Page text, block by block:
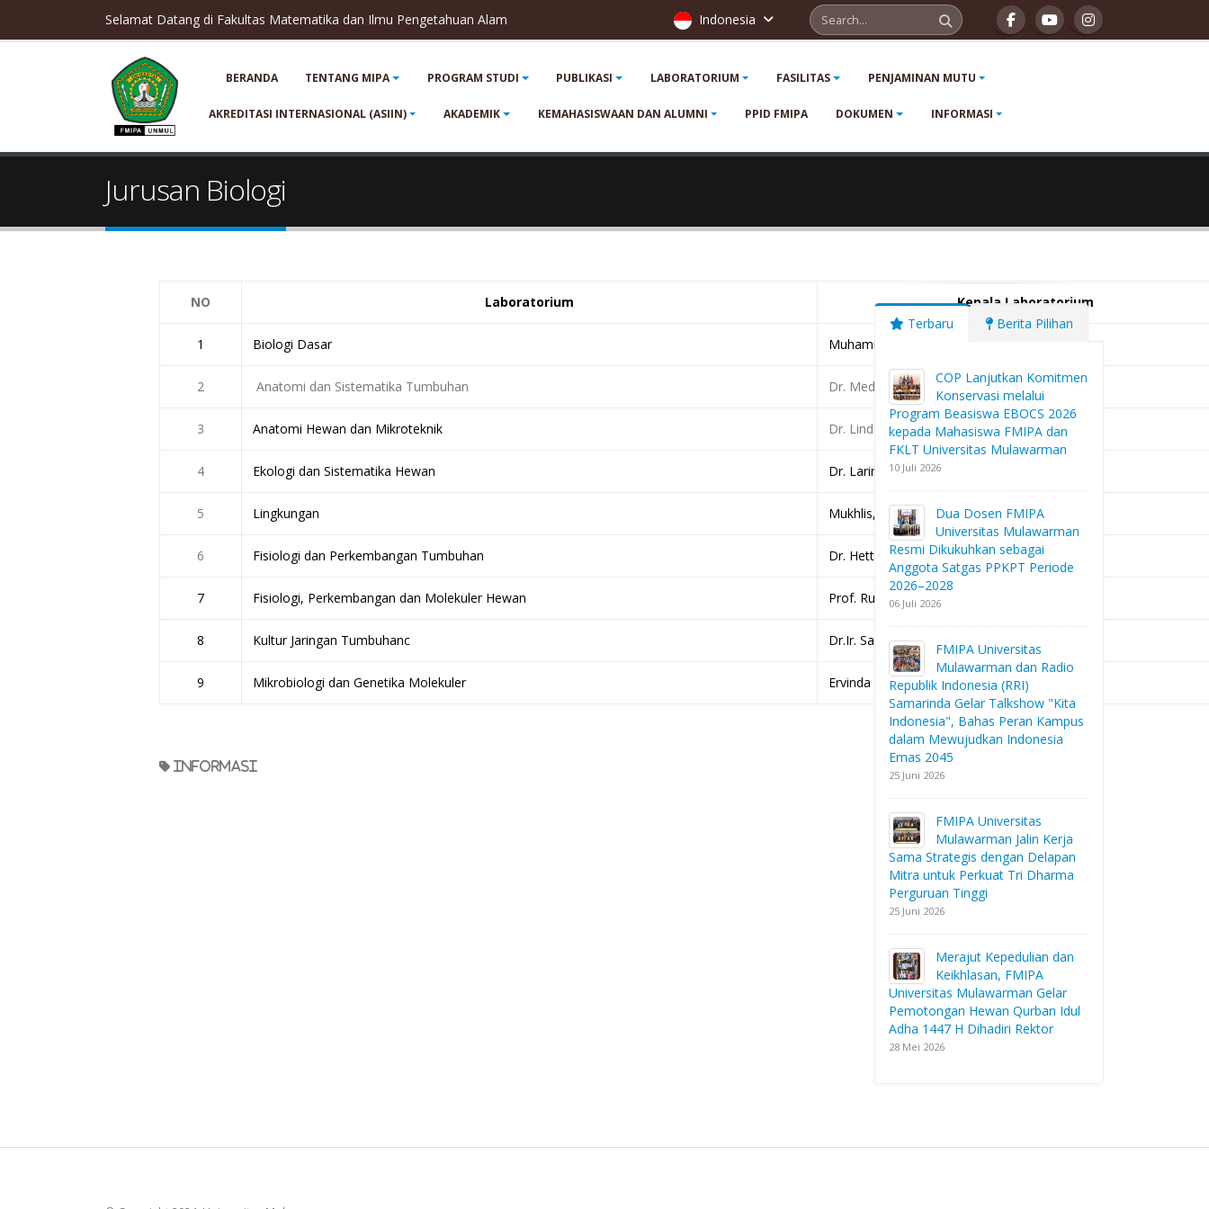
Selamat Datang di Fakultas Matematika dan Ilmu Pengetahuan Alam Indonesia
BERANDA TENTANG MIPA PROGRAM STUDI PUBLIKASI LABORATORIUM FASILITAS PENJAMINAN MUTU
AKREDITASI INTERNASIONAL (ASIIN) AKADEMIK KEMAHASISWAAN DAN ALUMNI PPID FMIPA DOKUMEN INFORMASI
Jurusan Biologi
NO Laboratorium Kepala Laboratorium
1 Biologi Dasar Muhammad Fauzi Arif, M.Sc.
2 Anatomi dan Sistematika Tumbuhan Dr. Medi Hendra, M.Si.
3 Anatomi Hewan dan Mikroteknik Dr. Linda Oktavianingsih., M.Si.
4 Ekologi dan Sistematika Hewan Dr. Lariman, M.Si.
5 Lingkungan Mukhlis, S.Pd., M.Sc.
6 Fisiologi dan Perkembangan Tumbuhan Dr. Hetty Manurung, M.Si.
7 Fisiologi, Perkembangan dan Molekuler Hewan Prof. Rudy Agung Nugroho, Ph.D
8 Kultur Jaringan Tumbuhanc Dr.Ir. Samsurianto, M.Si
9 Mikrobiologi dan Genetika Molekuler Ervinda Yuliatin, S.Si., M.Si
informasi
Terbaru Berita Pilihan
COP Lanjutkan Komitmen
Konservasi melalui
Program Beasiswa EBOCS 2026
kepada Mahasiswa FMIPA dan
FKLT Universitas Mulawarman
10 Juli 2026
Dua Dosen FMIPA
Universitas Mulawarman
Resmi Dikukuhkan sebagai
Anggota Satgas PPKPT Periode
2026–2028
06 Juli 2026
FMIPA Universitas
Mulawarman dan Radio
Republik Indonesia (RRI)
Samarinda Gelar Talkshow "Kita
Indonesia", Bahas Peran Kampus
dalam Mewujudkan Indonesia
Emas 2045
25 Juni 2026
FMIPA Universitas
Mulawarman Jalin Kerja
Sama Strategis dengan Delapan
Mitra untuk Perkuat Tri Dharma
Perguruan Tinggi
25 Juni 2026
Merajut Kepedulian dan
Keikhlasan, FMIPA
Universitas Mulawarman Gelar
Pemotongan Hewan Qurban Idul
Adha 1447 H Dihadiri Rektor
28 Mei 2026